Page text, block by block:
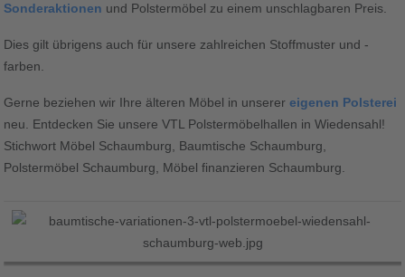
Sonderaktionen und Polstermöbel zu einem unschlagbaren Preis.
Dies gilt übrigens auch für unsere zahlreichen Stoffmuster und -
farben.
Gerne beziehen wir Ihre älteren Möbel in unserereigenen Polsterei
neu. Entdecken Sie unsere VTL Polstermöbelhallen in Wiedensahl!
Stichwort Möbel Schaumburg, Baumtische Schaumburg,
Polstermöbel Schaumburg, Möbel finanzieren Schaumburg.